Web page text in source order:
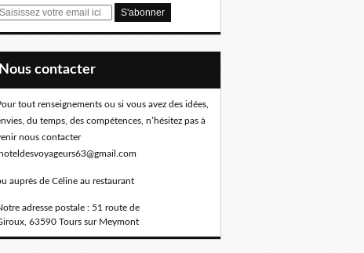
E
Nous contacter
tout renseignements ou si vous avez des idées,
du temps, des compétences, n’hésitez pas à
nous contacter
hoteldesvoyageurs63@gmail.com
auprès de Céline au restaurant
adresse postale : 51 route de
63590 Tours sur Meymont